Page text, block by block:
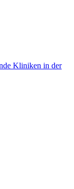
Kliniken in der